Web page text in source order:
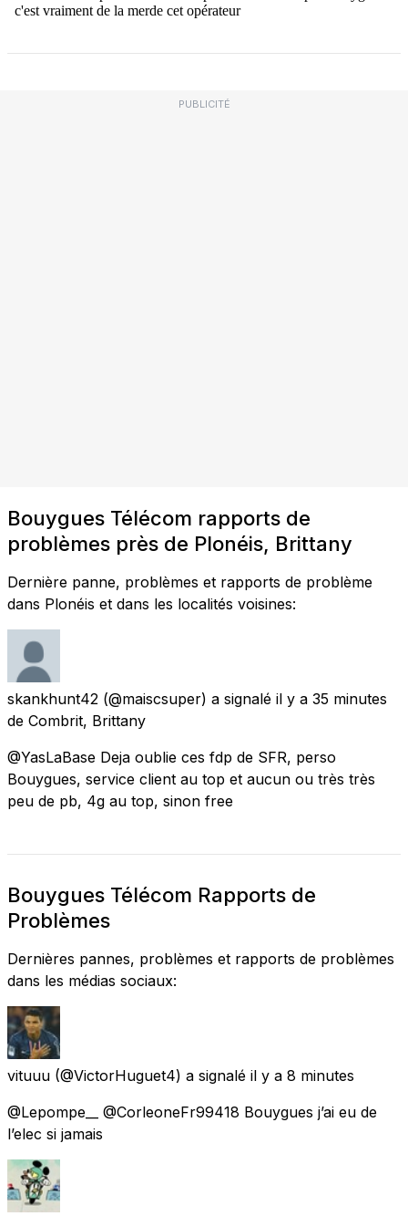
PUBLICITÉ
Bouygues Télécom rapports de
problèmes près de Plonéis, Brittany
Dernière panne, problèmes et rapports de problème
dans Plonéis et dans les localités voisines:
skankhunt42 (@maiscsuper) a signalé il y a 35 minutes
de Combrit, Brittany
@YasLaBase Deja oublie ces fdp de SFR, perso
Bouygues, service client au top et aucun ou très très
peu de pb, 4g au top, sinon free
Bouygues Télécom Rapports de
Problèmes
Dernières pannes, problèmes et rapports de problèmes
dans les médias sociaux:
vituuu (@VictorHuguet4) a signalé il y a 8 minutes
@Lepompe__ @CorleoneFr99418 Bouygues j’ai eu de
l’elec si jamais